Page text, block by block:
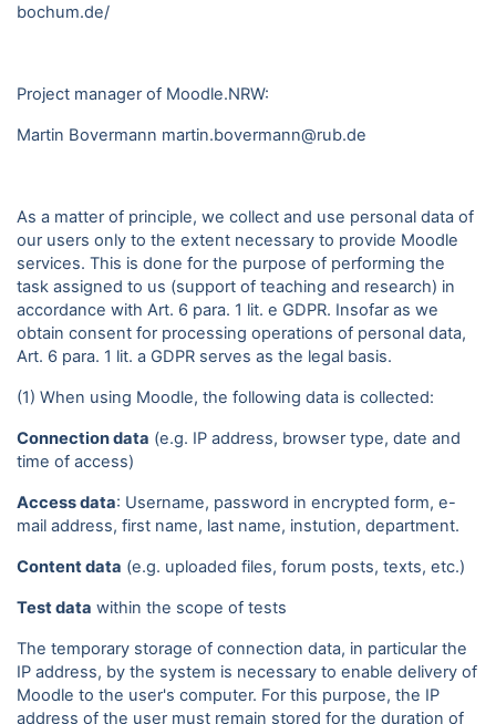
bochum.de/
Project manager of Moodle.NRW:
Martin Bovermann martin.bovermann@rub.de
As a matter of principle, we collect and use personal data of
our users only to the extent necessary to provide Moodle
services. This is done for the purpose of performing the
task assigned to us (support of teaching and research) in
accordance with Art. 6 para. 1 lit. e GDPR. Insofar as we
obtain consent for processing operations of personal data,
Art. 6 para. 1 lit. a GDPR serves as the legal basis.
(1) When using Moodle, the following data is collected:
Connection data (e.g. IP address, browser type, date and
time of access)
Access data: Username, password in encrypted form, e-
mail address, first name, last name, instution, department.
Content data (e.g. uploaded files, forum posts, texts, etc.)
Test data within the scope of tests
The temporary storage of connection data, in particular the
IP address, by the system is necessary to enable delivery of
Moodle to the user's computer. For this purpose, the IP
address of the user must remain stored for the duration of